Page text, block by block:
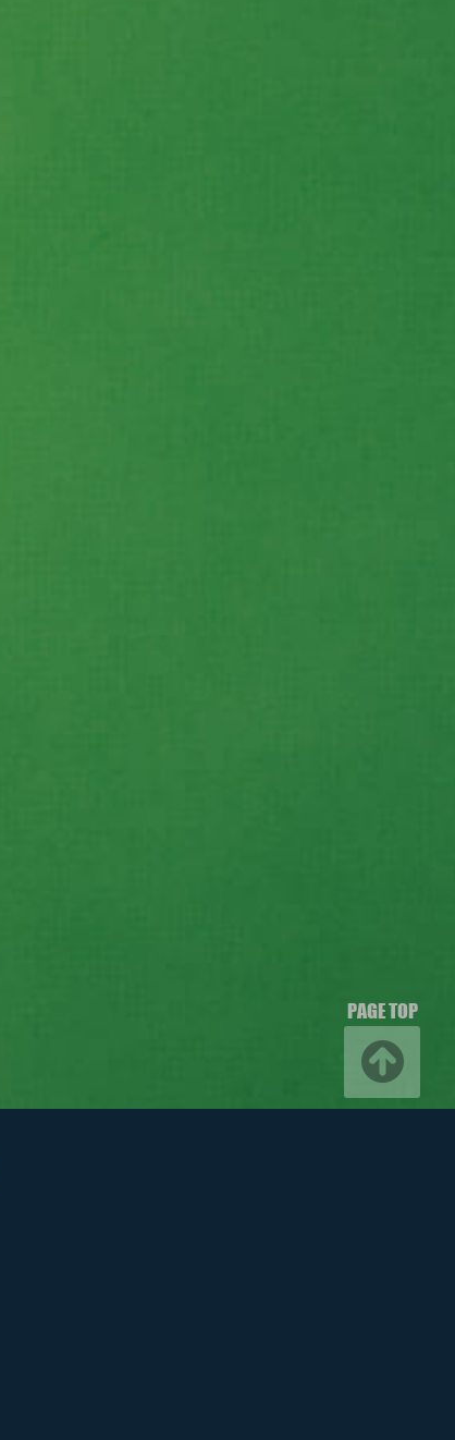
PAGE TOP